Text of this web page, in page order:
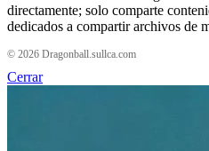
directamente; solo comparte
dedicados a compartir archivos de
© 2026 Dragonball.sullca.com
Cerrar